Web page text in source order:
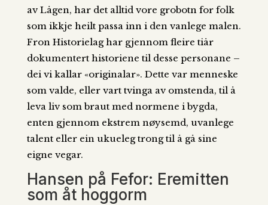
av Lågen, har det alltid vore grobotn for folk
som ikkje heilt passa inn i den vanlege malen.
Fron Historielag har gjennom fleire tiår
dokumentert historiene til desse personane –
dei vi kallar «originalar». Dette var menneske
som valde, eller vart tvinga av omstenda, til å
leva liv som braut med normene i bygda,
enten gjennom ekstrem nøysemd, uvanlege
talent eller ein ukueleg trong til å gå sine
eigne vegar.
Hansen på Fefor: Eremitten
som åt hoggorm